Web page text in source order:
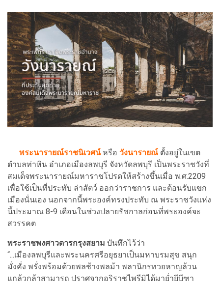
พระนารายณ์ราชนิเวศน์หรือ วังนารายณ์ ตั้งอยู่ในเขต
ตำบลท่าหิน อำเภอเมืองลพบุรี จังหวัดลพบุรี เป็นพระราชวังที่
สมเด็จพระนารายณ์มหาราชโปรดให้สร้างขึ้นเมื่อ พ.ศ.2209
เพื่อใช้เป็นที่ประทับ ล่าสัตว์ ออกว่าราชการ และต้อนรับแขก
เมืองนั่นเอง นอกจากนี้พระองค์ทรงประทับ ณ พระราชวังแห่ง
นี้ประมาณ 8-9 เดือนในช่วงปลายรัชกาลก่อนที่พระองค์จะ
สวรรคต
พระราชพงศาวดารกรุงสยาม บันทึกไว้ว่า
“...เมืองลพบุรีและพระนครศรีอยุธยาเป็นมหาบรมสุข สนุก
มั่งคั่ง พรั่งพร้อมด้วยพลช้างพลม้า พลานิกรทวยหาญล้วน
แกล้วกล้าสามารถ ปราศจากอริราชไพรีมิได้มาย่ำยีบีฑา